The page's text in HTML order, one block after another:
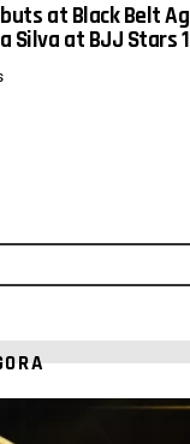
at Black Belt
Silva at BJJ Stars